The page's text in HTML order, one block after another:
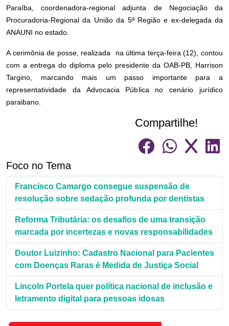
Paraíba, coordenadora-regional adjunta de Negociação da
Procuradoria-Regional da União da 5ª Região e ex-delegada da
ANAUNI no estado.
A cerimônia de posse, realizada na última terça-feira (12), contou
com a entrega do diploma pelo presidente da OAB-PB, Harrison
Targino, marcando mais um passo importante para a
representatividade da Advocacia Pública no cenário jurídico
paraibano.
Compartilhe!
Foco no Tema
Francisco Camargo consegue suspensão de
resolução sobre sedação profunda por dentistas
Reforma Tributária: os desafios de uma transição
marcada por incertezas e novas responsabilidades
Doutor Luizinho: Cadastro Nacional para Pacientes
com Doenças Raras é Medida de Justiça Social
Lincoln Portela quer política nacional de inclusão e
letramento digital para pessoas idosas